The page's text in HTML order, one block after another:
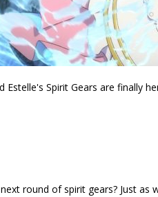
Estelle's Spirit Gears are finally
round of spirit gears? Just